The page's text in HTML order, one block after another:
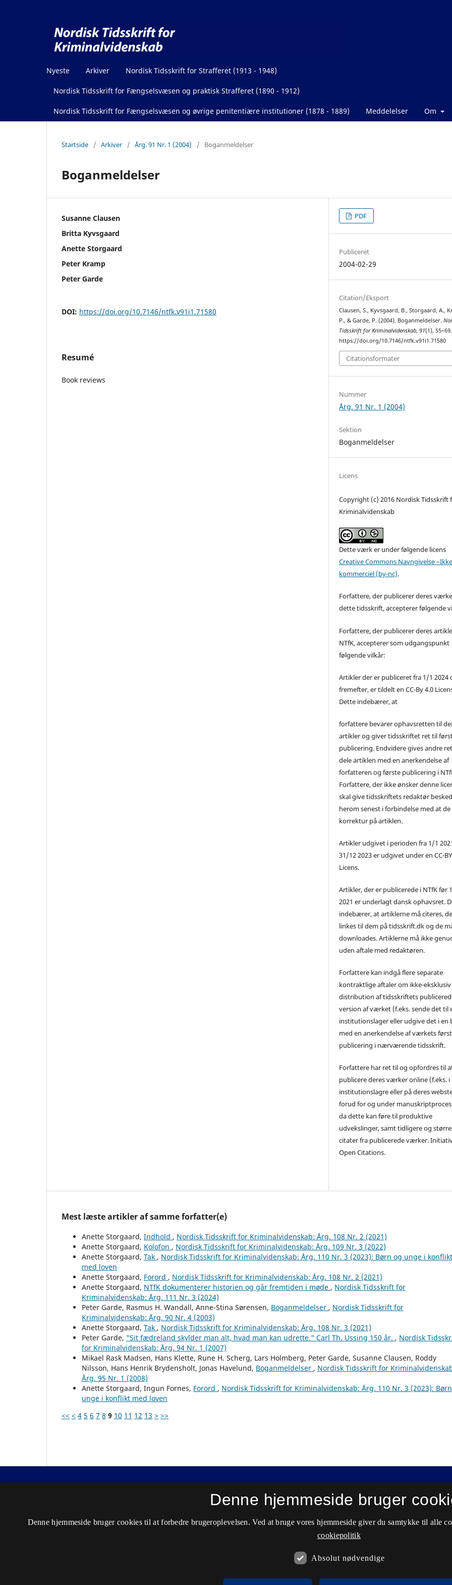
Nyeste Arkiver Nordisk Tidsskrift for Strafferet (1913 - 1948)
Nordisk Tidsskrift for Fængselsvæsen og praktisk Strafferet (1890 - 1912)
Nordisk Tidsskrift for Fængselsvæsen og øvrige penitentiære institutioner (1878 - 1889) Meddelelser Om
Startside / Arkiver / Årg. 91 Nr. 1 (2004) / Boganmeldelser
Boganmeldelser
Susanne Clausen
Britta Kyvsgaard
Anette Storgaard
Peter Kramp
Peter Garde
DOI: https://doi.org/10.7146/ntfk.v91i1.71580
Resumé
Book reviews
PDF
Publiceret
2004-02-29
Citation/Eksport
Clausen, S., Kyvsgaard, B., Storgaard, A.,
P., & Garde, P. (2004). Boganmeldelser.
Tidsskrift for Kriminalvidenskab,91(1), 55–69.
https://doi.org/10.7146/ntfk.v91i1.71580
Citationsformater
Nummer
Årg. 91 Nr. 1 (2004)
Sektion
Boganmeldelser
Licens
Copyright (c) 2016 Nordisk Tidsskrift
Kriminalvidenskab
Dette værk er under følgende licens
Creative Commons Navngivelse
kommerciel (by-nc).
Forfattere, der publicerer deres
dette tidsskrift, accepterer følgende
Forfattere, der publicerer deres
NTfK, accepterer som udgangspunkt
følgende vilkår:
Artikler der er publiceret fra 1/1 2024
fremefter, er tildelt en CC-By 4.0
Dette indebærer, at
forfattere bevarer ophavsretten til
artikler og giver tidsskriftet ret til
publicering. Endvidere gives andre
dele artiklen med en anerkendelse af
forfatteren og første publicering i
Forfattere, der ikke ønsker denne
skal give tidsskriftets redaktør besked
herom senest i forbindelse med at
korrektur på artiklen.
Artikler udgivet i perioden fra 1/1
31/12 2023 er udgivet under en CC-
Licens.
Artikler, der er publicerede i NTfK før
2021 er underlagt dansk ophavsret.
indebærer, at artiklerne må citeres,
linkes til dem på tidsskrift.dk og de
downloades. Artiklerne må ikke
uden aftale med redaktøren.
Forfattere kan indgå flere separate
kontraktlige aftaler om ikke-eksklusiv
distribution af tidsskriftets
version af værket (f.eks. sende det til
institutionslager eller udgive det i en
med en anerkendelse af værkets
publicering i nærværende tidsskrift.
Forfattere har ret til og opfordres til
publicere deres værker online (f.eks. i
institutionslagre eller på deres
forud for og under
da dette kan føre til produktive
udvekslinger, samt tidligere og større
citater fra publicerede værker.
Open Citations.
Mest læste artikler af samme forfatter(e)
Anette Storgaard, Indhold , Nordisk Tidsskrift for Kriminalvidenskab: Årg. 108 Nr. 2 (2021)
Anette Storgaard, Kolofon , Nordisk Tidsskrift for Kriminalvidenskab: Årg. 109 Nr. 3 (2022)
Anette Storgaard, Tak , Nordisk Tidsskrift for Kriminalvidenskab: Årg. 110 Nr. 3 (2023): Børn og unge i konflikt
med loven
Anette Storgaard, Forord , Nordisk Tidsskrift for Kriminalvidenskab: Årg. 108 Nr. 2 (2021)
Anette Storgaard, NTfK dokumenterer historien og går fremtiden i møde , Nordisk Tidsskrift for
Kriminalvidenskab: Årg. 111 Nr. 3 (2024)
Peter Garde, Rasmus H. Wandall, Anne-Stina Sørensen, Boganmeldelser , Nordisk Tidsskrift for
Kriminalvidenskab: Årg. 90 Nr. 4 (2003)
Anette Storgaard, Tak , Nordisk Tidsskrift for Kriminalvidenskab: Årg. 108 Nr. 3 (2021)
Peter Garde, "Sit fædreland skylder man alt, hvad man kan udrette." Carl Th. Ussing 150 år. , Nordisk
for Kriminalvidenskab: Årg. 94 Nr. 1 (2007)
Mikael Rask Madsen, Hans Klette, Rune H. Scherg, Lars Holmberg, Peter Garde, Susanne Clausen, Roddy
Nilsson, Hans Henrik Brydensholt, Jonas Havelund, Boganmeldelser , Nordisk Tidsskrift for
Årg. 95 Nr. 1 (2008)
Anette Storgaard, Ingun Fornes, Forord , Nordisk Tidsskrift for Kriminalvidenskab: Årg. 110 Nr. 3 (2023):
unge i konflikt med loven
<< < 4 5 6 7 8 9 10 11 12 13 > >>
Nordisk Tidsskrift for Kriminalvidenskab
ISSN 2446-3051 (Online)
Denne hjemmeside bruger
Denne hjemmeside bruger cookies til at forbedre brugeroplevelsen. Ved at bruge vores hjemmeside giver du samtykke til alle
cookiepolitik
Absolut nødvendige